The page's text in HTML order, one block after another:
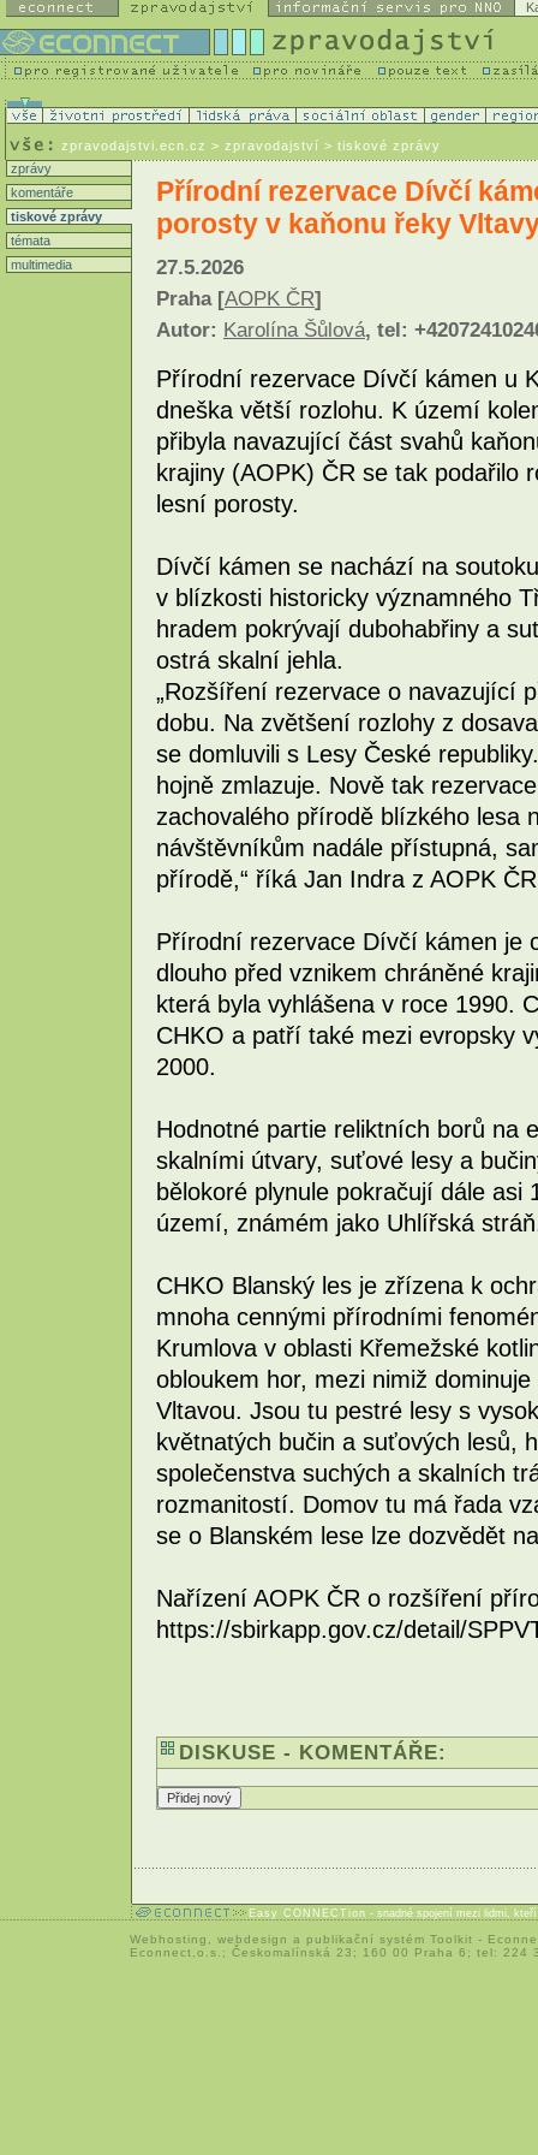
zpravodajstvi.ecn.cz > zpravodajství > tiskové zprávy
zprávy
komentáře
tiskové zprávy
témata
multimedia
Přírodní rezervace Dívčí
porosty v kaňonu řeky
27.5.2026
Praha [AOPK ČR]
Autor: Karolína Šůlová, tel:
Přírodní rezervace Dívčí kámen u
dneška větší rozlohu. K území
přibyla navazující část svahů
krajiny (AOPK) ČR se tak podařilo
lesní porosty.
Dívčí kámen se nachází na
v blízkosti historicky významného
hradem pokrývají dubohabřiny a
ostrá skalní jehla.
„Rozšíření rezervace o navazující
dobu. Na zvětšení rozlohy z
se domluvili s Lesy České
hojně zmlazuje. Nově tak
zachovalého přírodě blízkého lesa
návštěvníkům nadále přístupná,
přírodě,“ říká Jan Indra z AOPK
Přírodní rezervace Dívčí kámen je
dlouho před vznikem chráněné
která byla vyhlášena v roce 1990.
CHKO a patří také mezi evropsky
2000.
Hodnotné partie reliktních borů na
skalními útvary, suťové lesy a
bělokoré plynule pokračují dále
území, známém jako Uhlířská
CHKO Blanský les je zřízena k
mnoha cennými přírodními
Krumlova v oblasti Křemežské
obloukem hor, mezi nimiž
Vltavou. Jsou tu pestré lesy s
květnatých bučin a suťových lesů,
společenstva suchých a skalních
rozmanitostí. Domov tu má řada
se o Blanském lese lze dozvědět
Nařízení AOPK ČR o rozšíření
https://sbirkapp.gov.cz/detail/
DISKUSE - KOMENTÁŘE:
Easy CONNECTion - snadné spojení mezi lidmi,
Webhosting webdesign a publikační systém Toolkit -
Econnect,o.s.; Českomalínská 23; 160 00 Praha 6; tel: 224